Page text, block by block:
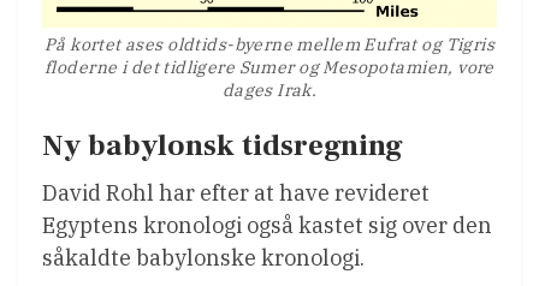
På kortet ases oldtids-byerne mellem Eufrat og Tigris
floderne i det tidligere Sumer og Mesopotamien, vore
dages Irak.
Ny babylonsk tidsregning
David Rohl har efter at have revideret
Egyptens kronologi også kastet sig over den
såkaldte babylonske kronologi.